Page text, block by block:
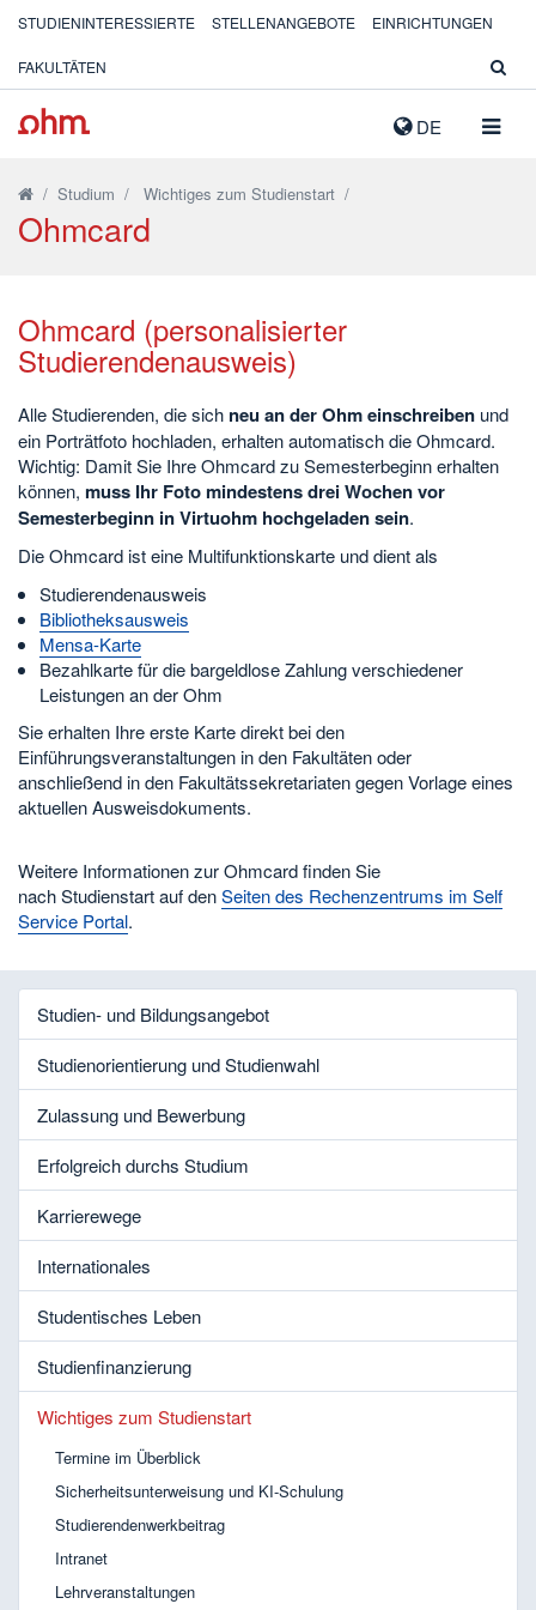
DE
STUDIENINTERESSIERTE STELLENANGEBOTE EINRICHTUNGEN
FAKULTÄTEN
/ Studium / Wichtiges zum Studienstart /
Ohmcard
Ohmcard (personalisierter
Studierendenausweis)
Alle Studierenden, die sich neu an der Ohm einschreiben und
ein Porträtfoto hochladen, erhalten automatisch die Ohmcard.
Wichtig: Damit Sie Ihre Ohmcard zu Semesterbeginn erhalten
können, muss Ihr Foto mindestens drei Wochen vor
Semesterbeginn in Virtuohm hochgeladen sein.
Die Ohmcard ist eine Multifunktionskarte und dient als
Studierendenausweis
Bibliotheksausweis
Mensa-Karte
Bezahlkarte für die bargeldlose Zahlung verschiedener
Leistungen an der Ohm
Sie erhalten Ihre erste Karte direkt bei den
Einführungsveranstaltungen in den Fakultäten oder
anschließend in den Fakultätssekretariaten gegen Vorlage eines
aktuellen Ausweisdokuments.
Weitere Informationen zur Ohmcard finden Sie
nach Studienstart auf denSeiten des Rechenzentrums im Self
Service Portal.
Studien- und Bildungsangebot
Studienorientierung und Studienwahl
Zulassung und Bewerbung
Erfolgreich durchs Studium
Karrierewege
Internationales
Studentisches Leben
Studienfinanzierung
Wichtiges zum Studienstart
Termine im Überblick
Sicherheitsunterweisung und KI-Schulung
Studierendenwerkbeitrag
Intranet
Lehrveranstaltungen